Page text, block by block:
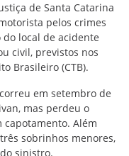
de Santa Catarina
pelos crimes
local de acidente
civil, previstos nos
Brasileiro (CTB).
em setembro de
mas perdeu o
capotamento. Além
sobrinhos menores,
sinistro.